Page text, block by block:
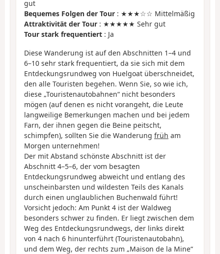
gut
Bequemes Folgen der Tour : ★★★☆☆ Mittelmäßig
Attraktivität der Tour : ★★★★★ Sehr gut
Tour stark frequentiert : Ja
Diese Wanderung ist auf den Abschnitten 1–4 und
6–10 sehr stark frequentiert, da sie sich mit dem
Entdeckungsrundweg von Huelgoat überschneidet,
den alle Touristen begehen. Wenn Sie, so wie ich,
diese „Touristenautobahnen“ nicht besonders
mögen (auf denen es nicht vorangeht, die Leute
langweilige Bemerkungen machen und bei jedem
Farn, der ihnen gegen die Beine peitscht,
schimpfen), sollten Sie die Wanderung früh am
Morgen unternehmen!
Der mit Abstand schönste Abschnitt ist der
Abschnitt 4–5–6, der vom besagten
Entdeckungsrundweg abweicht und entlang des
unscheinbarsten und wildesten Teils des Kanals
durch einen unglaublichen Buchenwald führt!
Vorsicht jedoch: Am Punkt 4 ist der Waldweg
besonders schwer zu finden. Er liegt zwischen dem
Weg des Entdeckungsrundwegs, der links direkt
von 4 nach 6 hinunterführt (Touristenautobahn),
und dem Weg, der rechts zum „Maison de la Mine“